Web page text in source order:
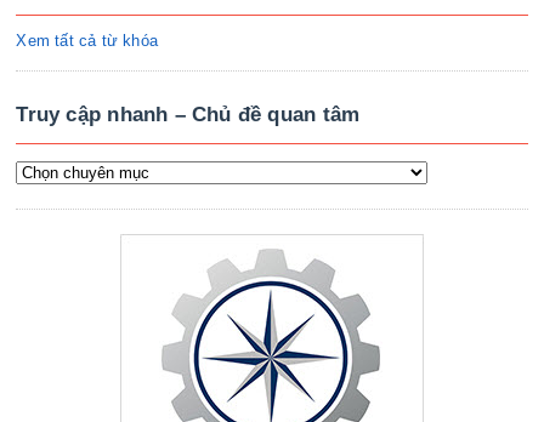
Xem tất cả từ khóa
Truy cập nhanh – Chủ đề quan tâm